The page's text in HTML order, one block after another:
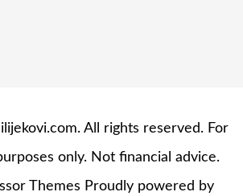
All rights reserved. For
only. Not financial advice.
Themes Proudly powered by